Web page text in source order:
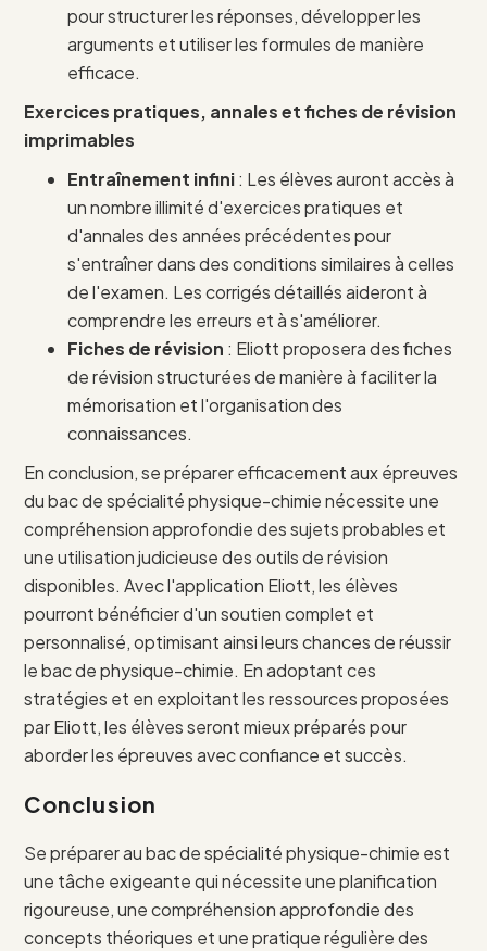
pour structurer les réponses, développer les
arguments et utiliser les formules de manière
efficace.
Exercices pratiques, annales et fiches de révision
imprimables
Entraînement infini: Les élèves auront accès à
un nombre illimité d'exercices pratiques et
d'annales des années précédentes pour
s'entraîner dans des conditions similaires à celles
de l'examen. Les corrigés détaillés aideront à
comprendre les erreurs et à s'améliorer.
Fiches de révision : Eliott proposera des fiches
de révision structurées de manière à faciliter la
mémorisation et l'organisation des
connaissances.
En conclusion, se préparer efficacement aux épreuves
du bac de spécialité physique-chimie nécessite une
compréhension approfondie des sujets probables et
une utilisation judicieuse des outils de révision
disponibles. Avec l'application Eliott, les élèves
pourront bénéficier d'un soutien complet et
personnalisé, optimisant ainsi leurs chances de réussir
le bac de physique-chimie. En adoptant ces
stratégies et en exploitant les ressources proposées
par Eliott, les élèves seront mieux préparés pour
aborder les épreuves avec confiance et succès.
Conclusion
Se préparer au bac de spécialité physique-chimie est
une tâche exigeante qui nécessite une planification
rigoureuse, une compréhension approfondie des
concepts théoriques et une pratique régulière des